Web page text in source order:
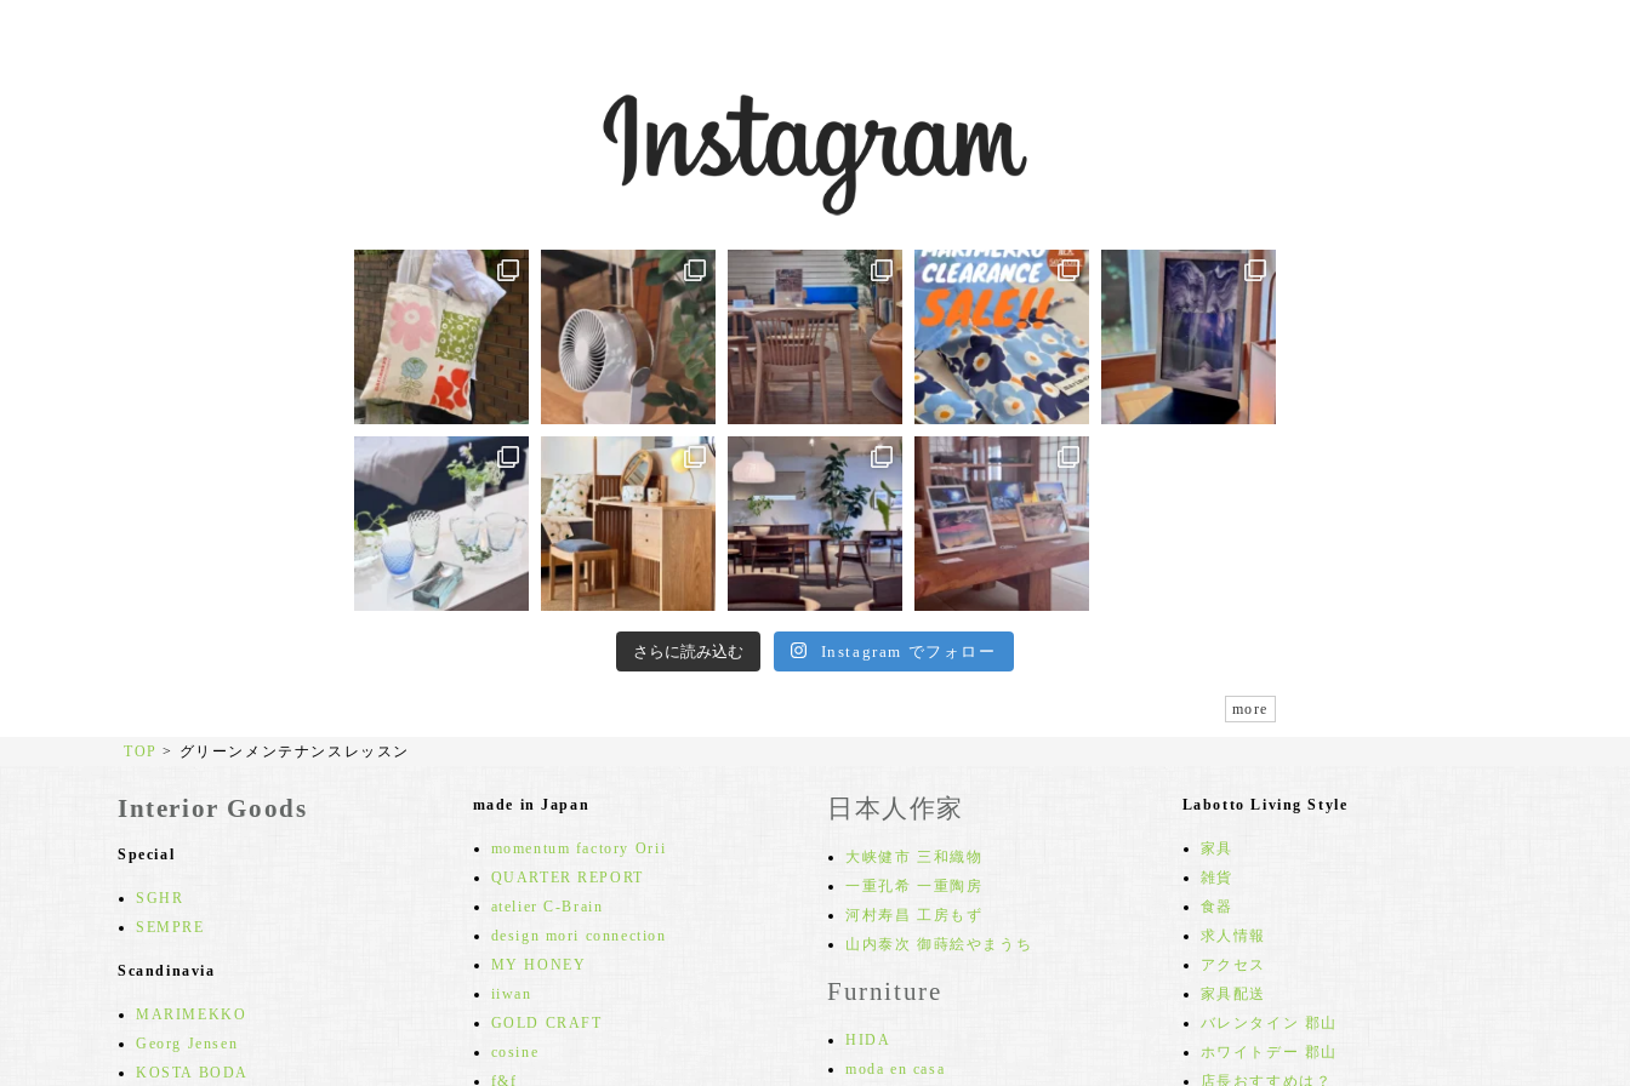
さらに読み込む Instagram でフォロー
more
TOP > グリーンメンテナンスレッスン
Interior Goods
Special
SGHR
SEMPRE
Scandinavia
MARIMEKKO
Georg Jensen
KOSTA BODA
made in Japan
momentum factory Orii
QUARTER REPORT
atelier C-Brain
design mori connection
MY HONEY
iiwan
GOLD CRAFT
cosine
f&f
日本人作家
大峡健市 三和織物
一重孔希 一重陶房
河村寿昌 工房もず
山内泰次 御蒔絵やまうち
Furniture
HIDA
moda en casa
Labotto Living Style
家具
雑貨
食器
求人情報
アクセス
家具配送
バレンタイン 郡山
ホワイトデー 郡山
店長おすすめは？